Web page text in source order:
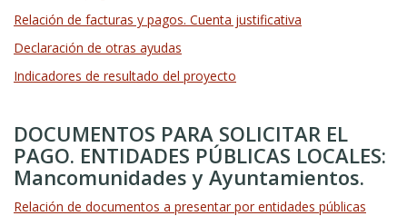
Relación de facturas y pagos. Cuenta justificativa
Declaración de otras ayudas
Indicadores de resultado del proyecto
DOCUMENTOS PARA SOLICITAR EL
PAGO. ENTIDADES PÚBLICAS LOCALES:
Mancomunidades y Ayuntamientos.
Relación de documentos a presentar por entidades públicas